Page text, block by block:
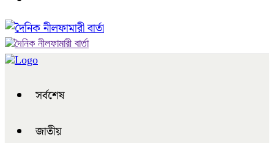
সর্বশেষ
জাতীয়